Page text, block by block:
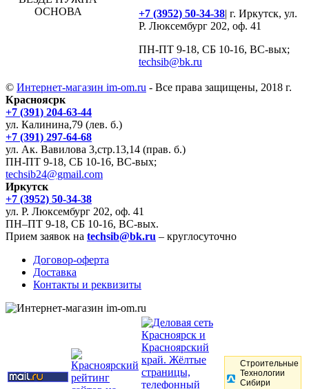
ОСНОВА
+7 (3952) 50-34-38| г. Иркутск, ул.
Р. Люксембург 202, оф. 41
ПН-ПТ 9-18, СБ 10-16, ВС-вых;
techsib@bk.ru
© Интернет-магазин im-om.ru - Все права защищены, 2018 г.
Красноясрк
+7 (391) 204-63-44
ул. Калинина,79 (лев. б.)
+7 (391) 297-64-68
ул. Ак. Вавилова 3,стр.13,14 (прав. б.)
ПН-ПТ 9-18, СБ 10-16, ВС-вых;
techsib24@gmail.com
Иркутск
+7 (3952) 50-34-38
ул. Р. Люксембург 202, оф. 41
ПН–ПТ 9-18, СБ 10-16, ВС-вых.
Прием заявок на techsib@bk.ru – круглосуточно
Договор-оферта
Доставка
Контакты и реквизиты
Строительные
Технологии
Сибири